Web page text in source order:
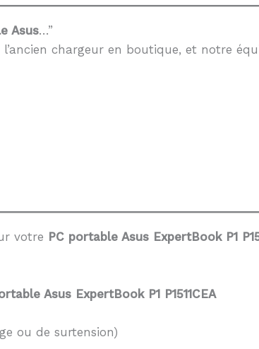
Asus…”
l’ancien chargeur en boutique, et notre
votre PC portable Asus ExpertBook P1
Asus ExpertBook P1 P1511CEA
ou de surtension)